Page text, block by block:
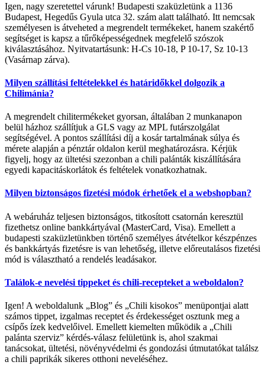
Igen, nagy szeretettel várunk! Budapesti szaküzletünk a 1136
Budapest, Hegedűs Gyula utca 32. szám alatt található. Itt nemcsak
személyesen is átveheted a megrendelt termékeket, hanem szakértő
segítséget is kapsz a tűrőképességednek megfelelő szószok
kiválasztásához. Nyitvatartásunk: H-Cs 10-18, P 10-17, Sz 10-13
(Vasárnap zárva).
Milyen szállítási feltételekkel és határidőkkel dolgozik a
Chilimánia?
A megrendelt chilitermékeket gyorsan, általában 2 munkanapon
belül házhoz szállítjuk a GLS vagy az MPL futárszolgálat
segítségével. A pontos szállítási díj a kosár tartalmának súlya és
mérete alapján a pénztár oldalon kerül meghatározásra. Kérjük
figyelj, hogy az ültetési szezonban a chili palánták kiszállítására
egyedi kapacitáskorlátok és feltételek vonatkozhatnak.
Milyen biztonságos fizetési módok érhetőek el a webshopban?
A webáruház teljesen biztonságos, titkosított csatornán keresztül
fizethetsz online bankkártyával (MasterCard, Visa). Emellett a
budapesti szaküzletünkben történő személyes átvételkor készpénzes
és bankkártyás fizetésre is van lehetőség, illetve előreutalásos fizetési
mód is választható a rendelés leadásakor.
Találok-e nevelési tippeket és chili-recepteket a weboldalon?
Igen! A weboldalunk „Blog” és „Chili kisokos” menüpontjai alatt
számos tippet, izgalmas receptet és érdekességet osztunk meg a
csípős ízek kedvelőivel. Emellett kiemelten működik a „Chili
palánta szerviz” kérdés-válasz felületünk is, ahol szakmai
tanácsokat, ültetési, növényvédelmi és gondozási útmutatókat találsz
a chili paprikák sikeres otthoni neveléséhez.